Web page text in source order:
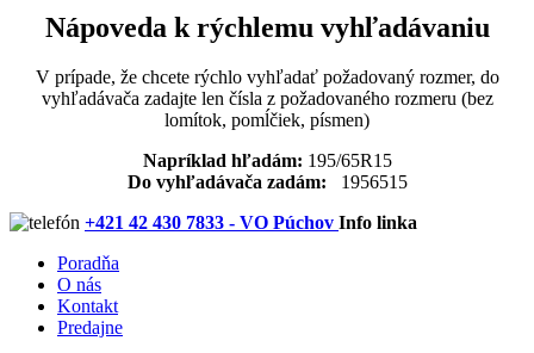
Nápoveda k rýchlemu vyhľadávaniu
V prípade, že chcete rýchlo vyhľadať požadovaný rozmer, do
vyhľadávača zadajte len čísla z požadovaného rozmeru (bez
lomítok, pomĺčiek, písmen)
Napríklad hľadám: 195/65R15
Do vyhľadávača zadám: 1956515
+421 42 430 7833 - VO Púchov Info linka
Poradňa
O nás
Kontakt
Predajne